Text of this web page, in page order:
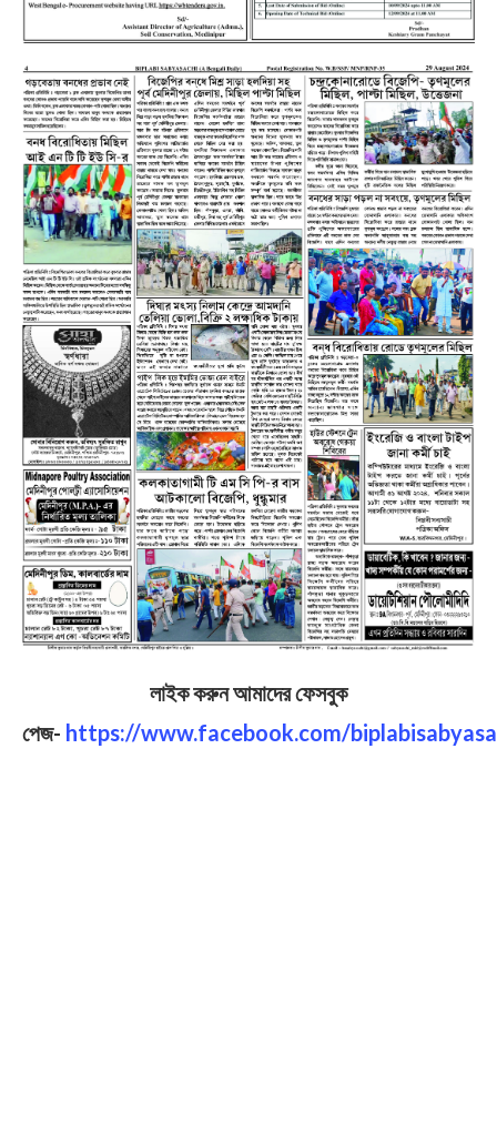
লাইক করুন আমাদের ফেসবুক
পেজ- https://www.facebook.com/